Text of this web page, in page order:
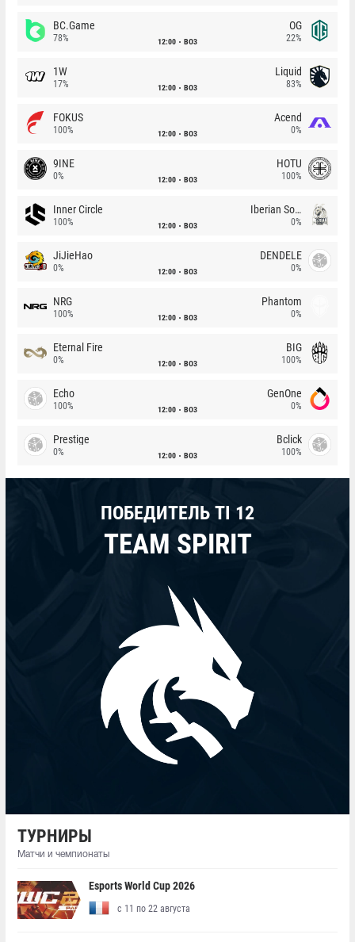
BC.Game
78% 12:00 BO3
OG
22%
1W
17% 12:00 BO3
Liquid
83%
FOKUS
100% 12:00 BO3
Acend
0%
9INE
0% 12:00 BO3
HOTU
100%
Inner Circle
100% 12:00 BO3
Iberian Soul
0%
JiJieHao
0% 12:00 BO3
DENDELE
0%
NRG
100% 12:00 BO3
Phantom
0%
Eternal Fire
0% 12:00 BO3
BIG
100%
Echo
100% 12:00 BO3
GenOne
0%
Prestige
0% 12:00 BO3
Bclick
100%
ПОБЕДИТЕЛЬ TI 12
TEAM SPIRIT
ТУРНИРЫ
Матчи и чемпионаты
Esports World Cup 2026
с 11 по 22 августа